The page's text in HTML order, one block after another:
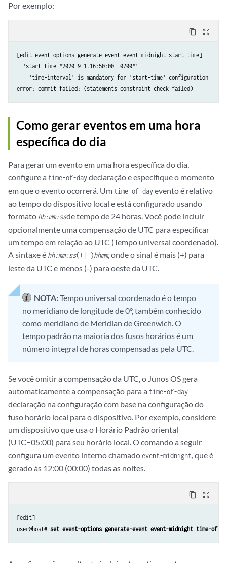
Por exemplo:
content_copy zoom_out_map
[edit event-options generate-event event-midnight start-time]
  'start-time "2020-9-1.16:50:00 -0700"'
    'time-interval' is mandatory for 'start-time' configuration
Como gerar eventos em uma hora
específica do dia
Para gerar um evento em uma hora específica do dia,
configure a time-of-daydeclaração e especifique o momento
em que o evento ocorrerá. Um time-of-dayevento é relativo
ao tempo do dispositivo local e está configurado usando
formato hh:mm:ssde tempo de 24 horas. Você pode incluir
opcionalmente uma compensação de UTC para especificar
um tempo em relação ao UTC (Tempo universal coordenado).
A sintaxe é hh:mm:ss(+|-)hhmm, onde o sinal é mais (+) para
leste da UTC e menos (-) para oeste da UTC.
NOTA:Tempo universal coordenado é o tempo
no meridiano de longitude de 0°, também conhecido
como meridiano de Meridian de Greenwich. O
tempo padrão na maioria dos fusos horários é um
número integral de horas compensadas pela UTC.
Se você omitir a compensação da UTC, o Junos OS gera
automaticamente a compensação para a time-of-day
declaração na configuração com base na configuração do
fuso horário local para o dispositivo. Por exemplo, considere
um dispositivo que usa o Horário Padrão oriental
(UTC−05:00) para seu horário local. O comando a seguir
configura um evento interno chamadoevent-midnight, que é
gerado às 12:00 (00:00) todas as noites.
content_copy zoom_out_map
[edit]
user@host# set event-options generate-event event-midnight time-of-